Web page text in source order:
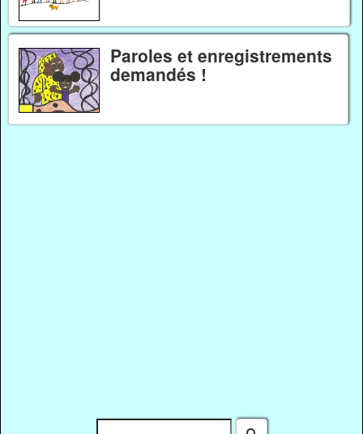
Paroles et enregistrements
demandés !